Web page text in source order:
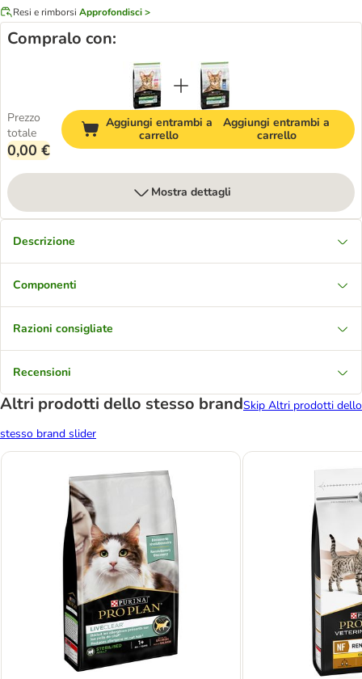
Resi e rimborsi Approfondisci >
Compralo con:
Prezzo
totale
0,00 €
Aggiungi entrambi a
carrello
Aggiungi entrambi a
carrello
Mostra dettagli
Descrizione
Componenti
Razioni consigliate
Recensioni
Altri prodotti dello stesso brandSkip Altri prodotti dello
stesso brand slider